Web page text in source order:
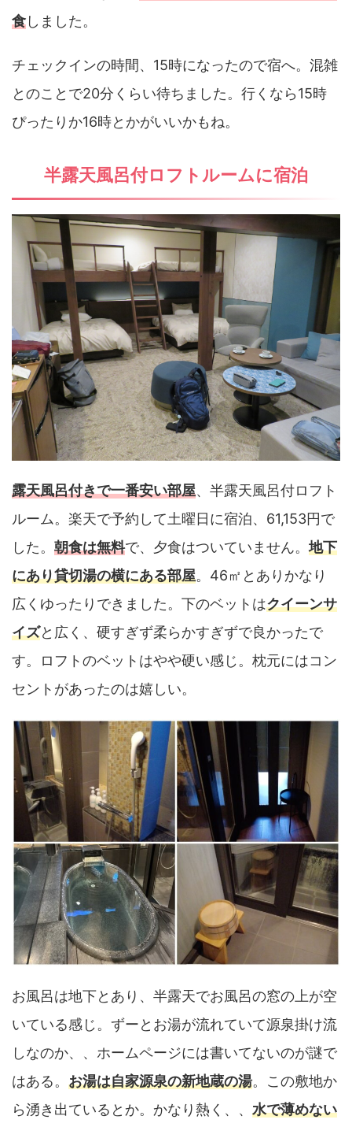
食しました。
チェックインの時間、15時になったので宿へ。混雑
とのことで20分くらい待ちました。行くなら15時
ぴったりか16時とかがいいかもね。
半露天風呂付ロフトルームに宿泊
露天風呂付きで一番安い部屋、半露天風呂付ロフト
ルーム。楽天で予約して土曜日に宿泊、61,153円で
した。 朝食は無料で、夕食はついていません。地下
にあり貸切湯の横にある部屋。46㎡とありかなり
広くゆったりできました。下のベットはクイーンサ
イズと広く、硬すぎず柔らかすぎずで良かったで
す。ロフトのベットはやや硬い感じ。枕元にはコン
セントがあったのは嬉しい。
お風呂は地下とあり、半露天でお風呂の窓の上が空
いている感じ。ずーとお湯が流れていて源泉掛け流
しなのか、、ホームページには書いてないのが謎で
はある。 お湯は自家源泉の新地蔵の湯。この敷地か
ら湧き出ているとか。かなり熱く、、 水で薄めない